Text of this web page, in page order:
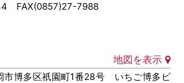
FAX(0857)27-7988
地図を表示
博多区祇園町1番28号 いちご博多ビ